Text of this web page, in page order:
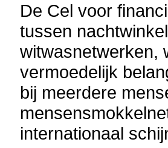
De Cel voor
tussen
witwasnetwerken,
vermoedelijk
bij meerdere
internationaal